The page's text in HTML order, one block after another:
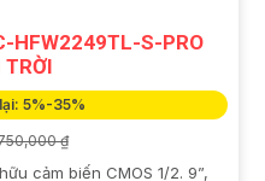
HFW2249TL-S-PRO
TRỜI
5%-35%
₫
cảm biến CMOS 1/2. 9”,